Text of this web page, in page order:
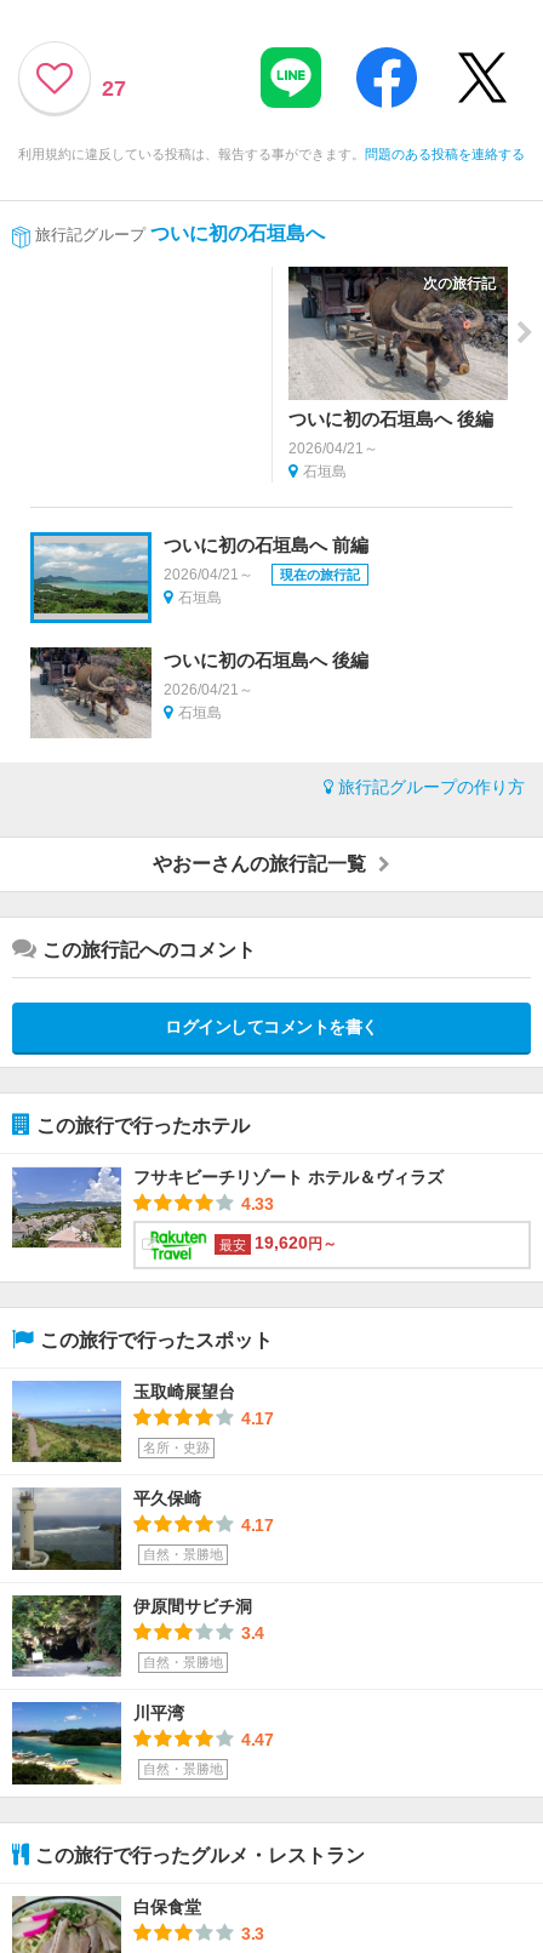
27
利用規約に違反している投稿は、報告する事ができます。 問題のある投稿を連絡する
旅行記グループ ついに初の石垣島へ
次の旅行記
ついに初の石垣島へ 後編
2026/04/21～
石垣島
ついに初の石垣島へ 前編
2026/04/21～ 現在の旅行記
石垣島
ついに初の石垣島へ 後編
2026/04/21～
石垣島
旅行記グループの作り方
やおーさんの旅行記一覧
この旅行記へのコメント
ログインしてコメントを書く
この旅行で行ったホテル
フサキビーチリゾート ホテル＆ヴィラズ
4.33
最安 19,620円～
この旅行で行ったスポット
玉取崎展望台
4.17
名所・史跡
平久保崎
4.17
自然・景勝地
伊原間サビチ洞
3.4
自然・景勝地
川平湾
4.47
自然・景勝地
この旅行で行ったグルメ・レストラン
白保食堂
3.3